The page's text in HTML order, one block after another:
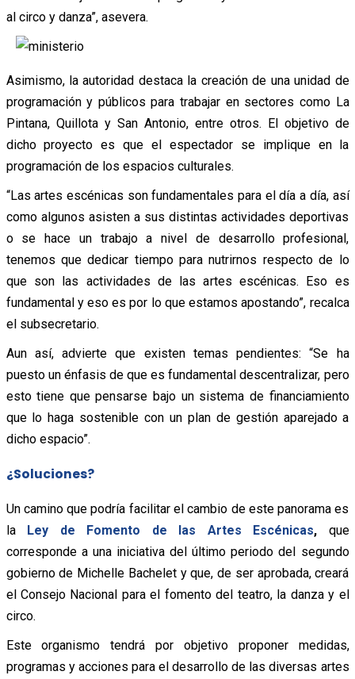
al circo y danza”, asevera.
Asimismo, la autoridad destaca la creación de una unidad de
programación y públicos para trabajar en sectores como La
Pintana, Quillota y San Antonio, entre otros. El objetivo de
dicho proyecto es que el espectador se implique en la
programación de los espacios culturales.
“Las artes escénicas son fundamentales para el día a día, así
como algunos asisten a sus distintas actividades deportivas
o se hace un trabajo a nivel de desarrollo profesional,
tenemos que dedicar tiempo para nutrirnos respecto de lo
que son las actividades de las artes escénicas. Eso es
fundamental y eso es por lo que estamos apostando”, recalca
el subsecretario.
Aun así, advierte que existen temas pendientes: “Se ha
puesto un énfasis de que es fundamental descentralizar, pero
esto tiene que pensarse bajo un sistema de financiamiento
que lo haga sostenible con un plan de gestión aparejado a
dicho espacio”.
¿Soluciones?
Un camino que podría facilitar el cambio de este panorama es
la Ley de Fomento de las Artes Escénicas, que
corresponde a una iniciativa del último periodo del segundo
gobierno de Michelle Bachelet y que, de ser aprobada, creará
el Consejo Nacional para el fomento del teatro, la danza y el
circo.
Este organismo tendrá por objetivo proponer medidas,
programas y acciones para el desarrollo de las diversas artes